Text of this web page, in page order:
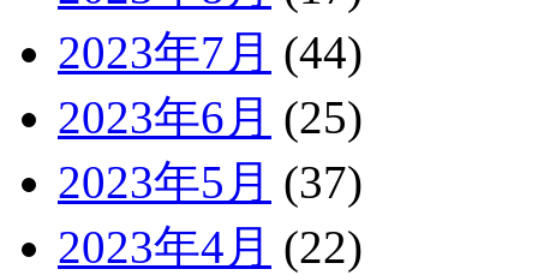
2023年7月 (44)
2023年6月 (25)
2023年5月 (37)
2023年4月 (22)